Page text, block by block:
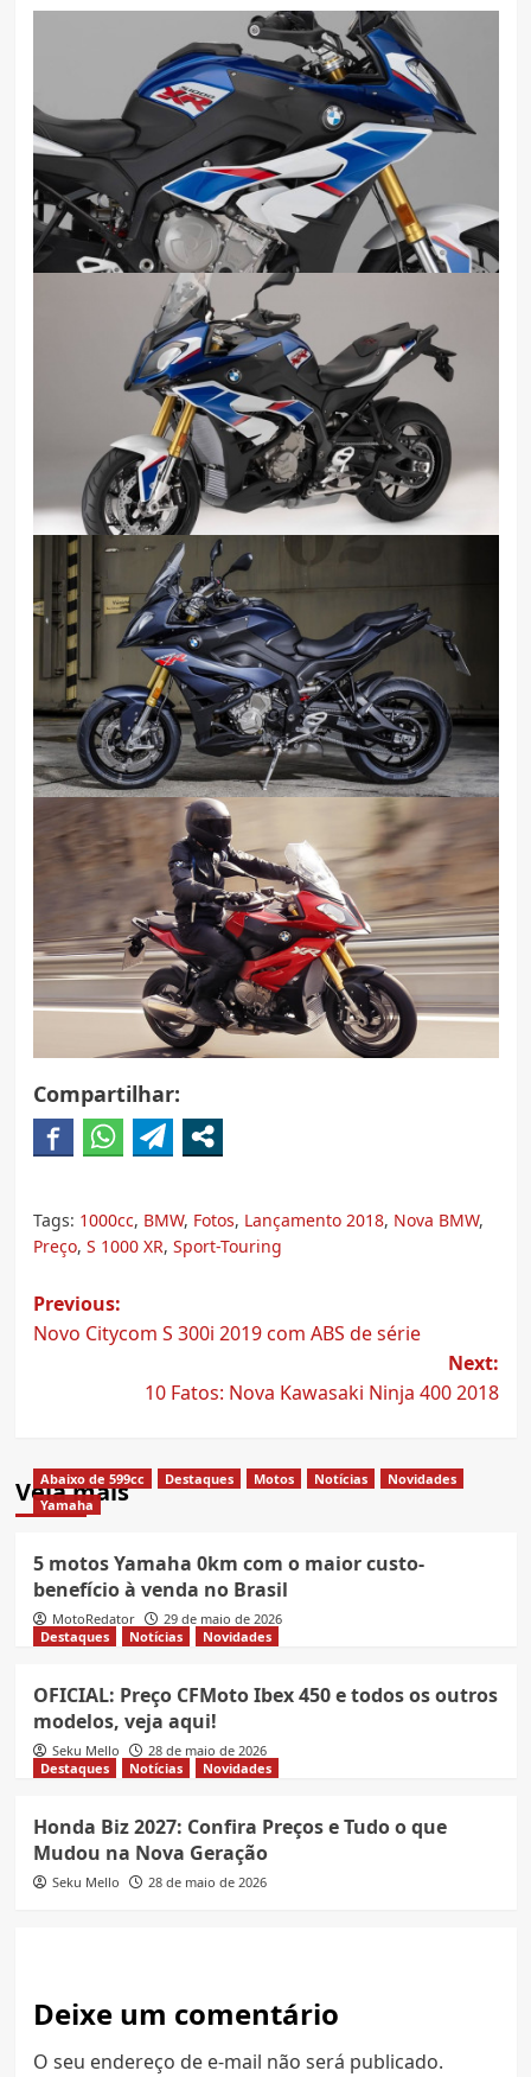
Compartilhar:
Tags: 1000cc, BMW, Fotos, Lançamento 2018, Nova BMW,
Preço, S 1000 XR, Sport-Touring
Post
navigation
Previous:
Novo Citycom S 300i 2019 com ABS de série
Next:
10 Fatos: Nova Kawasaki Ninja 400 2018
Veja mais
Abaixo de 599cc Destaques Motos Notícias
Novidades
Yamaha
5 motos Yamaha 0km com o maior custo-
benefício à venda no Brasil
MotoRedator
29 de maio de 2026
Destaques
Notícias Novidades
OFICIAL: Preço CFMoto Ibex 450 e todos os outros
modelos, veja aqui!
Seku Mello
28 de maio de 2026
Destaques
Notícias Novidades
Honda Biz 2027: Confira Preços e Tudo o que
Mudou na Nova Geração
Seku Mello 28 de maio de 2026
Deixe um comentário
O seu endereço de e-mail não será publicado.